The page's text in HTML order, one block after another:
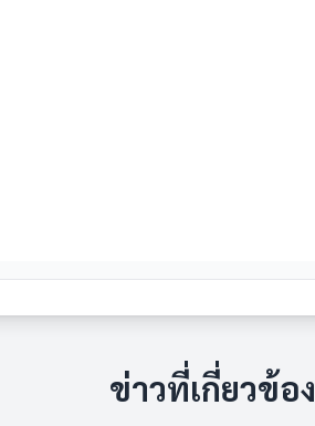
ข่าวที่เกี่ยวข้อง